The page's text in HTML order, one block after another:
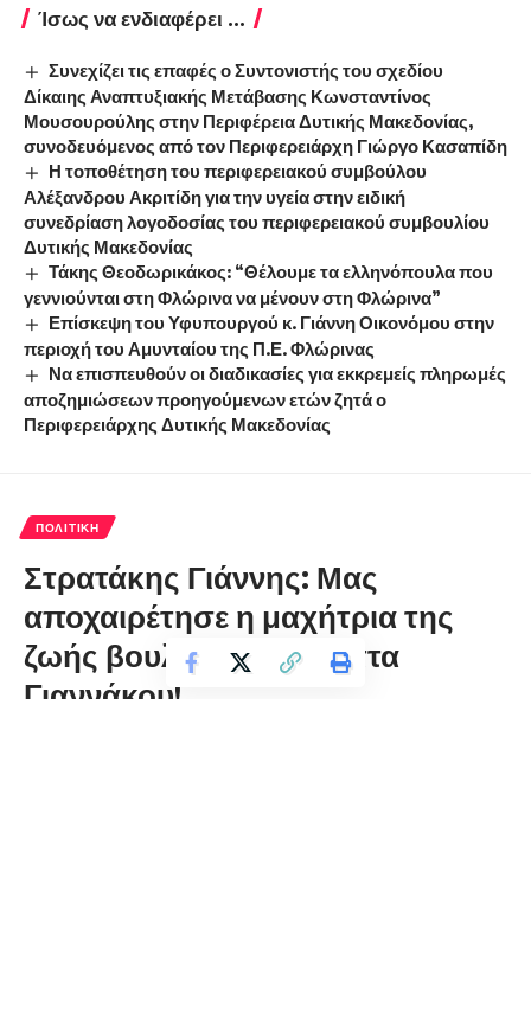
Ίσως να ενδιαφέρει ...
Συνεχίζει τις επαφές ο Συντονιστής του σχεδίου
Δίκαιης Αναπτυξιακής Μετάβασης Κωνσταντίνος
Μουσουρούλης στην Περιφέρεια Δυτικής Μακεδονίας,
συνοδευόμενος από τον Περιφερειάρχη Γιώργο Κασαπίδη
Η τοποθέτηση του περιφερειακού συμβούλου
Αλέξανδρου Ακριτίδη για την υγεία στην ειδική
συνεδρίαση λογοδοσίας του περιφερειακού συμβουλίου
Δυτικής Μακεδονίας
Τάκης Θεοδωρικάκος: “Θέλουμε τα ελληνόπουλα που
γεννιούνται στη Φλώρινα να μένουν στη Φλώρινα”
Επίσκεψη του Υφυπουργού κ. Γιάννη Οικονόμου στην
περιοχή του Αμυνταίου της Π.Ε. Φλώρινας
Να επισπευθούν οι διαδικασίες για εκκρεμείς πληρωμές
αποζημιώσεων προηγούμενων ετών ζητά ο
Περιφερειάρχης Δυτικής Μακεδονίας
ΠΟΛΙΤΙΚΉ
Στρατάκης Γιάννης: Μας
αποχαιρέτησε η μαχήτρια της
ζωής βουλευτής Μαριέττα
Γιαννάκου!